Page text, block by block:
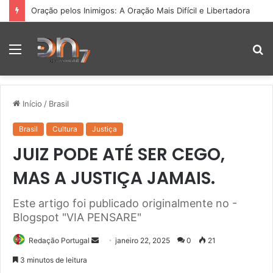
Oração pelos Inimigos: A Oração Mais Difícil e Libertadora
Menu
Início / Brasil
Brasil Cultura Justiça
JUIZ PODE ATÉ SER CEGO,
MAS A JUSTIÇA JAMAIS.
Este artigo foi publicado originalmente no -
Blogspot "VIA PENSARE"
Redação Portugal
Mandejaneiro 22, 2025 0 21
3 minutos de leitura